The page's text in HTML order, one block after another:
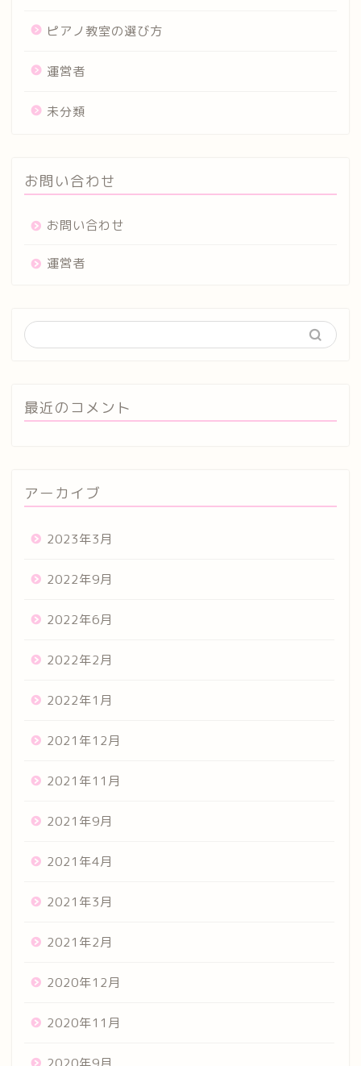
ピアノ教室の選び方
運営者
未分類
お問い合わせ
お問い合わせ
運営者
最近のコメント
アーカイブ
2023年3月
2022年9月
2022年6月
2022年2月
2022年1月
2021年12月
2021年11月
2021年9月
2021年4月
2021年3月
2021年2月
2020年12月
2020年11月